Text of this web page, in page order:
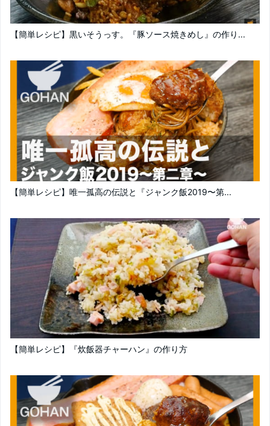
【簡単レシピ】黒いそうっす。『豚ソース焼きめし』の作り...
【簡単レシピ】唯一孤高の伝説と『ジャンク飯2019〜第...
【簡単レシピ】『炊飯器チャーハン』の作り方